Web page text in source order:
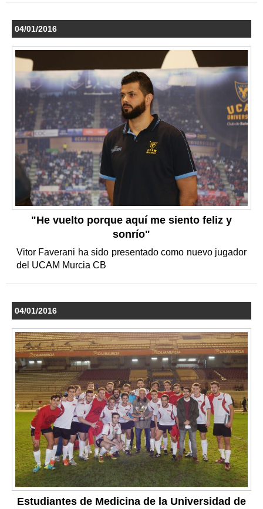
04/01/2016
"He vuelto porque aquí me siento feliz y
sonrío"
Vitor Faverani ha sido presentado como nuevo jugador
del UCAM Murcia CB
04/01/2016
Estudiantes de Medicina de la Universidad de